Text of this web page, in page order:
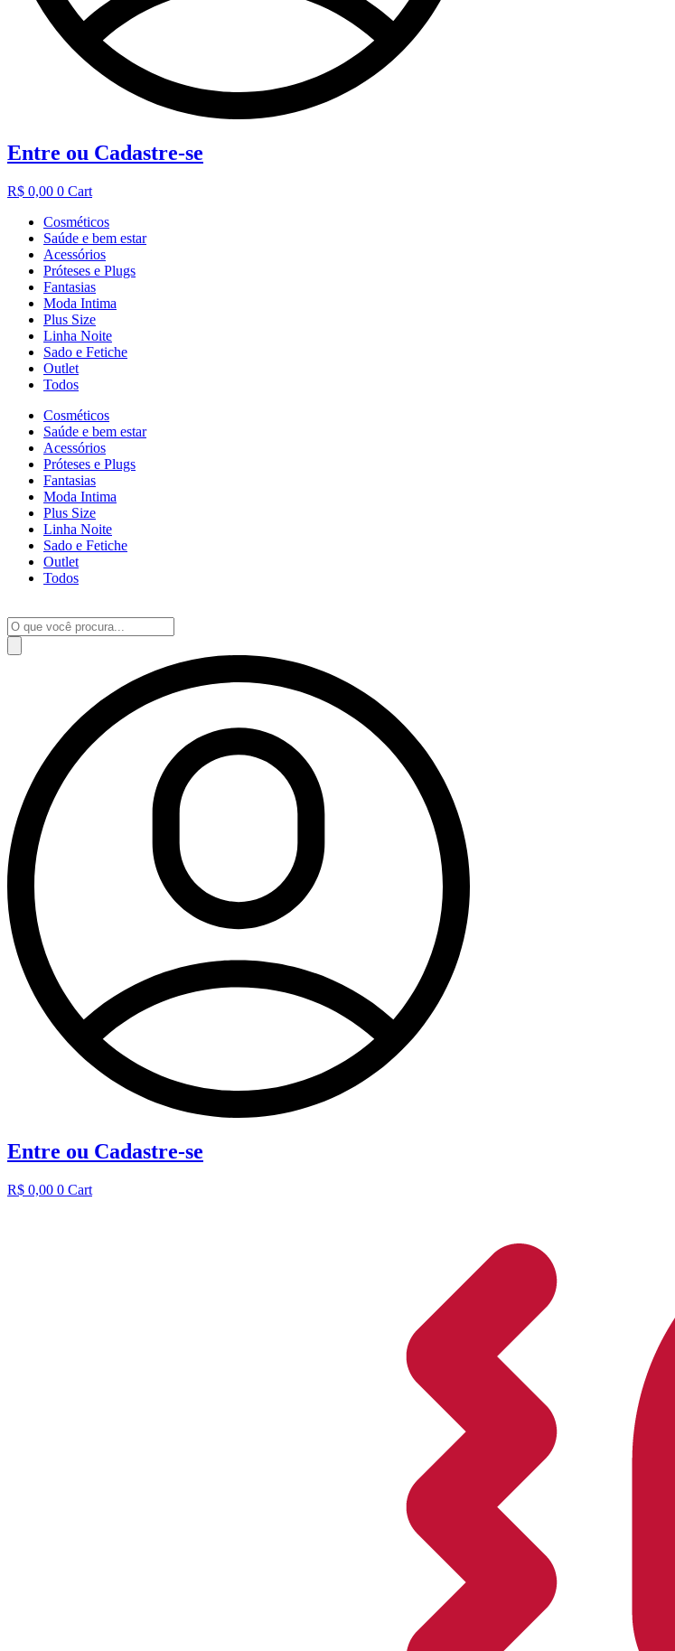
Entre ou Cadastre-se
R$ 0,00 0 Cart
Cosméticos
Saúde e bem estar
Acessórios
Próteses e Plugs
Fantasias
Moda Intima
Plus Size
Linha Noite
Sado e Fetiche
Outlet
Todos
Cosméticos
Saúde e bem estar
Acessórios
Próteses e Plugs
Fantasias
Moda Intima
Plus Size
Linha Noite
Sado e Fetiche
Outlet
Todos
Pesquisar
produtos
Entre ou Cadastre-se
R$ 0,00 0 Cart